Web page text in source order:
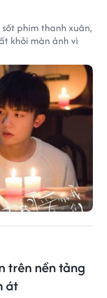
phim thanh xuân,
khỏi màn ảnh vì
trên nền tảng
át